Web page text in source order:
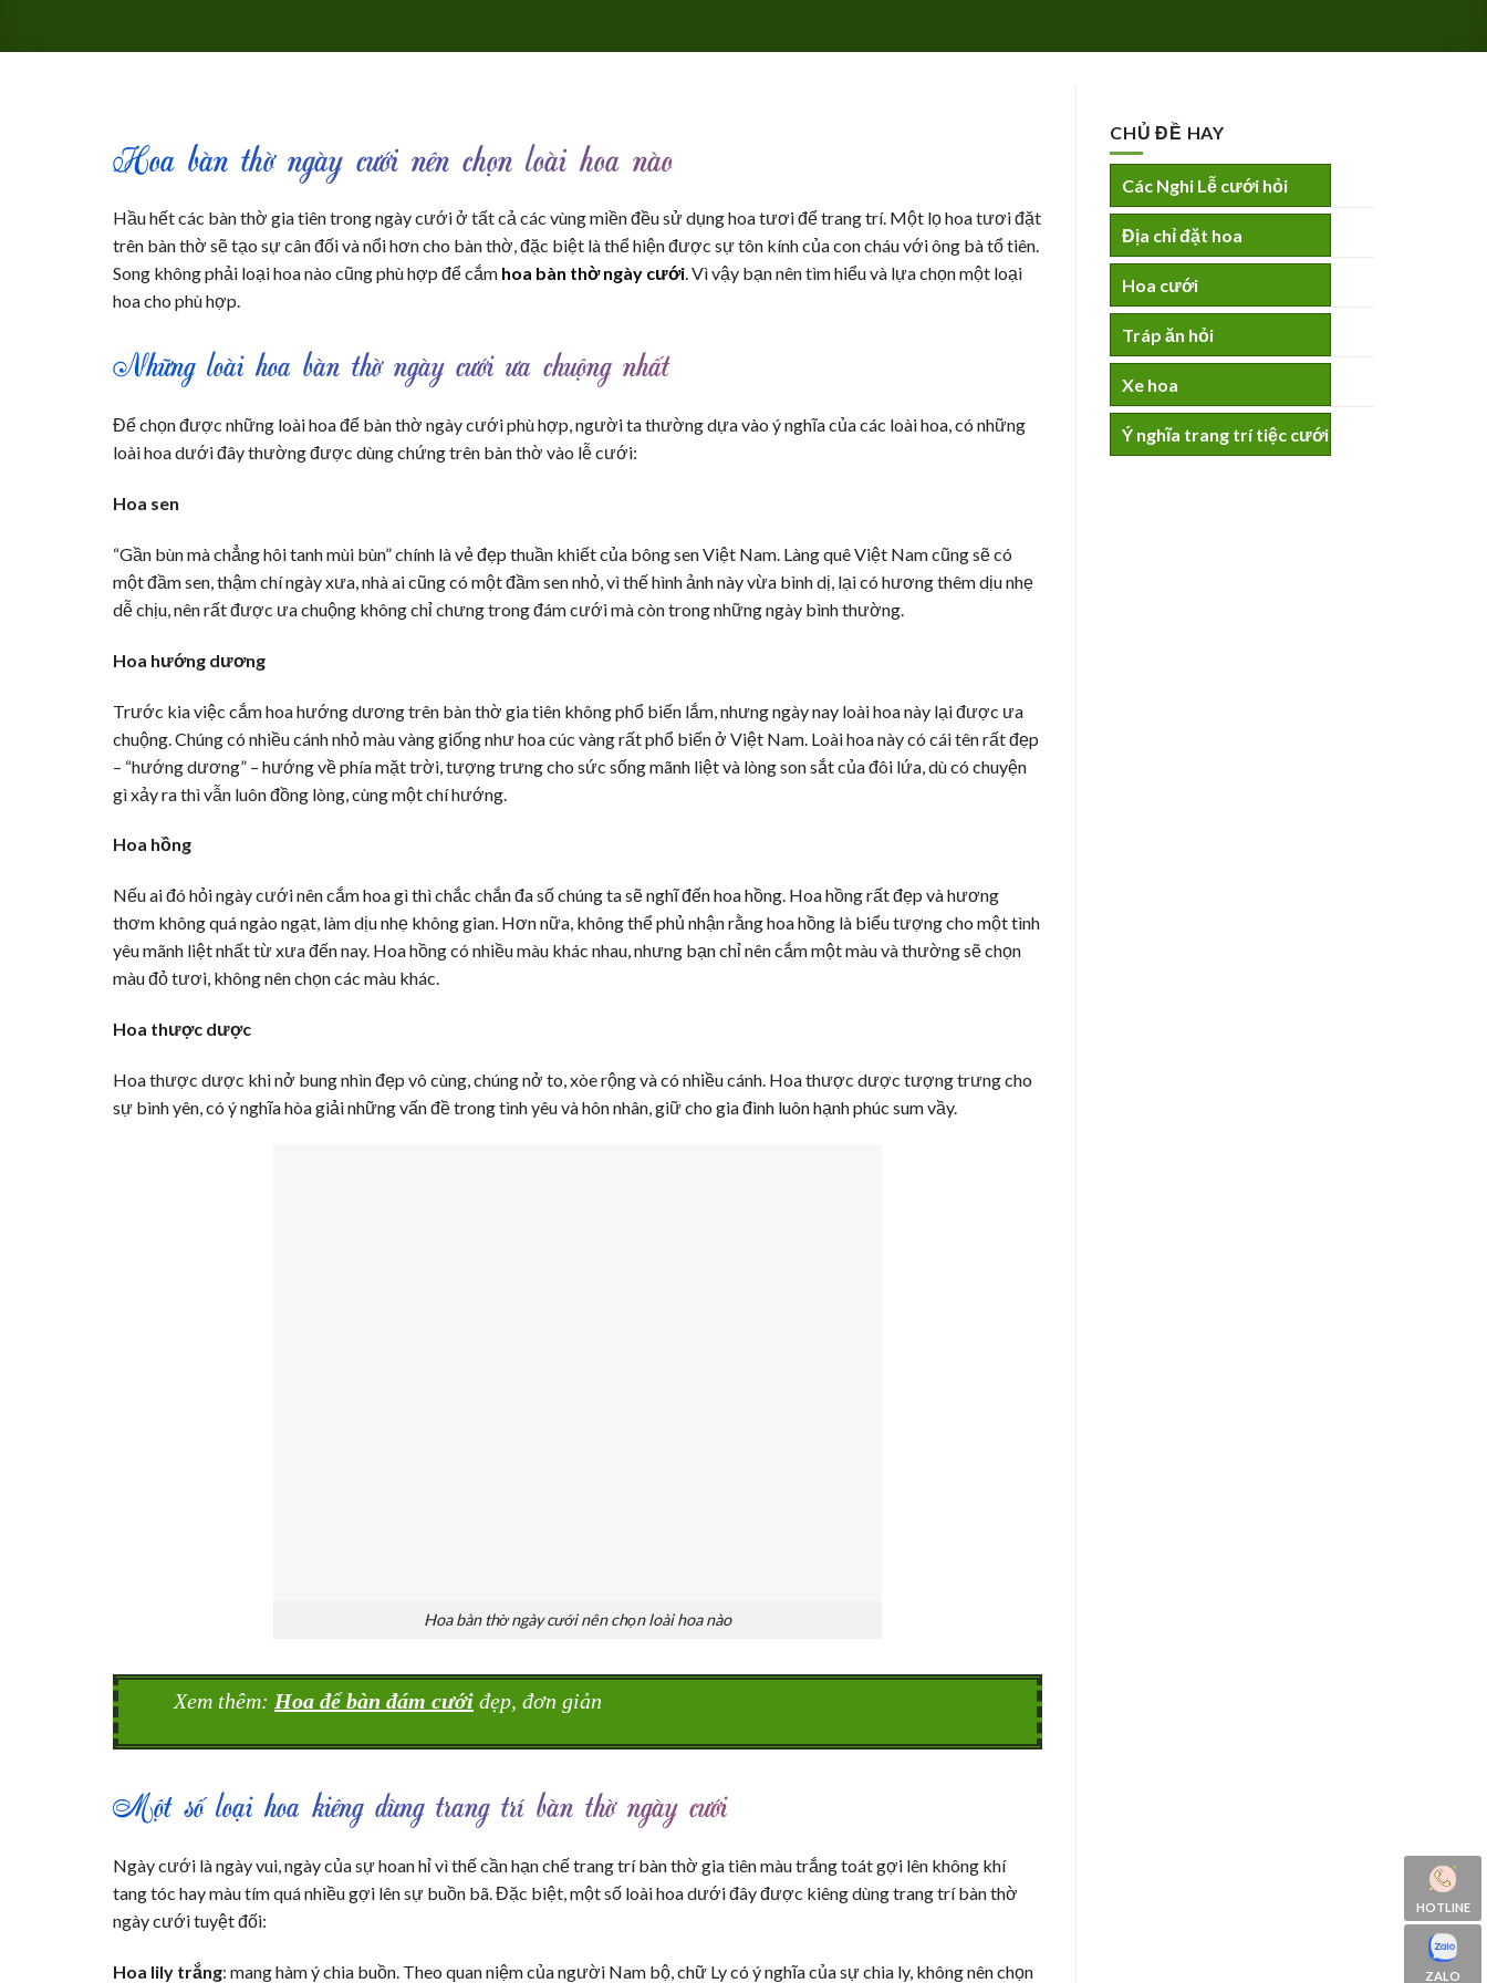
Hoa bàn thờ ngày cưới nên chọn loài hoa nào
Hầu hết các bàn thờ gia tiên trong ngày cưới ở tất cả các vùng miền đều sử dụng hoa tươi để trang trí. Một lọ hoa tươi đặt
trên bàn thờ sẽ tạo sự cân đối và nổi hơn cho bàn thờ, đặc biệt là thể hiện được sự tôn kính của con cháu với ông bà tổ tiên.
Song không phải loại hoa nào cũng phù hợp để cắm hoa bàn thờ ngày cưới . Vì vậy bạn nên tìm hiểu và lựa chọn một loại
hoa cho phù hợp.
Những loài hoa bàn thờ ngày cưới ưa chuộng nhất
Để chọn được những loài hoa để bàn thờ ngày cưới phù hợp, người ta thường dựa vào ý nghĩa của các loài hoa, có những
loài hoa dưới đây thường được dùng chứng trên bàn thờ vào lễ cưới:
Hoa sen
“Gần bùn mà chẳng hôi tanh mùi bùn” chính là vẻ đẹp thuần khiết của bông sen Việt Nam. Làng quê Việt Nam cũng sẽ có
một đầm sen, thậm chí ngày xưa, nhà ai cũng có một đầm sen nhỏ, vì thế hình ảnh này vừa bình dị, lại có hương thêm dịu nhẹ
dễ chịu, nên rất được ưa chuộng không chỉ chưng trong đám cưới mà còn trong những ngày bình thường.
Hoa hướng dương
Trước kia việc cắm hoa hướng dương trên bàn thờ gia tiên không phổ biến lắm, nhưng ngày nay loài hoa này lại được ưa
chuộng. Chúng có nhiều cánh nhỏ màu vàng giống như hoa cúc vàng rất phổ biến ở Việt Nam. Loài hoa này có cái tên rất đẹp
– “hướng dương” – hướng về phía mặt trời, tượng trưng cho sức sống mãnh liệt và lòng son sắt của đôi lứa, dù có chuyện
gì xảy ra thì vẫn luôn đồng lòng, cùng một chí hướng.
Hoa hồng
Nếu ai đó hỏi ngày cưới nên cắm hoa gì thì chắc chắn đa số chúng ta sẽ nghĩ đến hoa hồng. Hoa hồng rất đẹp và hương
thơm không quá ngào ngạt, làm dịu nhẹ không gian. Hơn nữa, không thể phủ nhận rằng hoa hồng là biểu tượng cho một tình
yêu mãnh liệt nhất từ xưa đến nay. Hoa hồng có nhiều màu khác nhau, nhưng bạn chỉ nên cắm một màu và thường sẽ chọn
màu đỏ tươi, không nên chọn các màu khác.
Hoa thược dược
Hoa thược dược khi nở bung nhìn đẹp vô cùng, chúng nở to, xòe rộng và có nhiều cánh. Hoa thược dược tượng trưng cho
sự bình yên, có ý nghĩa hòa giải những vấn đề trong tình yêu và hôn nhân, giữ cho gia đình luôn hạnh phúc sum vầy.
Hoa bàn thờ ngày cưới nên chọn loài hoa nào
Xem thêm: Hoa để bàn đám cưới đẹp, đơn giản
Một số loại hoa kiêng dùng trang trí bàn thờ ngày cưới
Ngày cưới là ngày vui, ngày của sự hoan hỉ vì thế cần hạn chế trang trí bàn thờ gia tiên màu trắng toát gợi lên không khí
tang tóc hay màu tím quá nhiều gợi lên sự buồn bã. Đặc biệt, một số loài hoa dưới đây được kiêng dùng trang trí bàn thờ
ngày cưới tuyệt đối:
Hoa lily trắng: mang hàm ý chia buồn. Theo quan niệm của người Nam bộ, chữ Ly có ý nghĩa của sự chia ly, không nên chọn
CHỦ ĐỀ HAY
Các Nghi Lễ cưới hỏi
Địa chỉ đặt hoa
Hoa cưới
Tráp ăn hỏi
Xe hoa
Ý nghĩa trang trí tiệc cưới
HOTLINE
ZALO